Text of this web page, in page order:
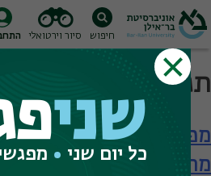
Skip
to
חיפוש סיור וירטואלי
תגית חיפוש:
מפגש עם הפקולטה
מתקדמים
שני
כל יום שני